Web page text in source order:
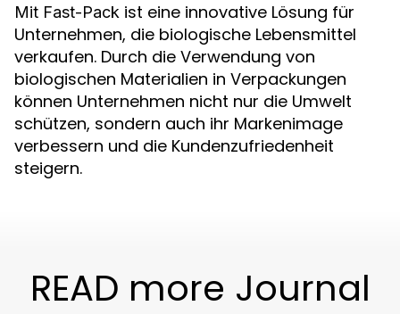
Mit Fast-Pack ist eine innovative Lösung für
Unternehmen, die biologische Lebensmittel
verkaufen. Durch die Verwendung von
biologischen Materialien in Verpackungen
können Unternehmen nicht nur die Umwelt
schützen, sondern auch ihr Markenimage
verbessern und die Kundenzufriedenheit
steigern.
READ more Journal